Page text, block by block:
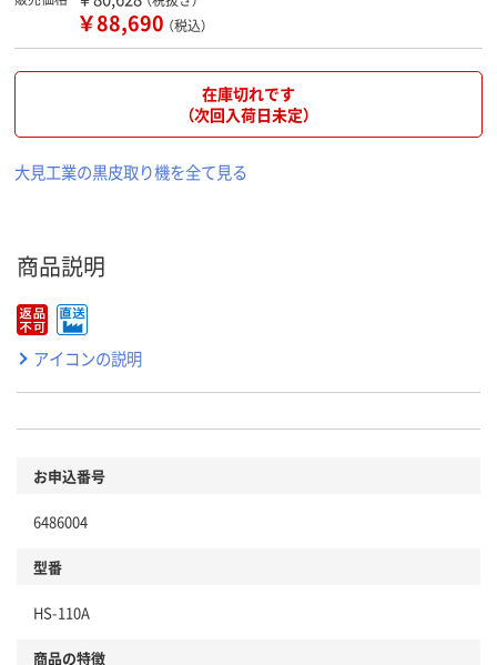
￥88,690 （税込）
在庫切れです
（次回入荷日未定）
大見工業の黒皮取り機を全て見る
商品説明
アイコンの説明
お申込番号
6486004
型番
HS-110A
商品の特徴